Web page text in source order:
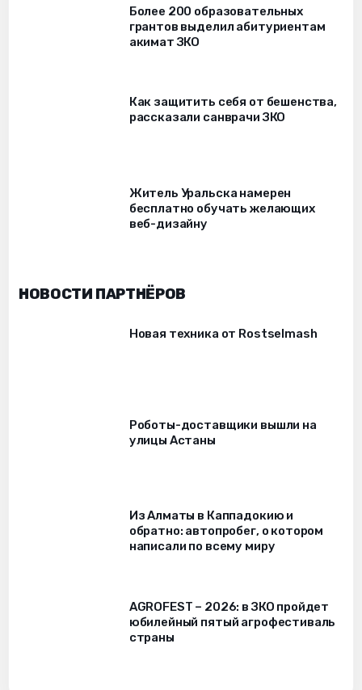
Более 200 образовательных
грантов выделил абитуриентам
акимат ЗКО
Как защитить себя от бешенства,
рассказали санврачи ЗКО
Житель Уральска намерен
бесплатно обучать желающих
веб-дизайну
НОВОСТИ ПАРТНЁРОВ
Новая техника от Rostselmash
Роботы-доставщики вышли на
улицы Астаны
Из Алматы в Каппадокию и
обратно: автопробег, о котором
написали по всему миру
AGROFEST – 2026: в ЗКО пройдет
юбилейный пятый агрофестиваль
страны